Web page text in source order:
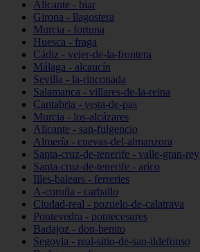
Alicante - biar
Girona - llagostera
Murcia - fortuna
Huesca - fraga
Cádiz - vejer-de-la-frontera
Málaga - alcaucín
Sevilla - la-rinconada
Salamanca - villares-de-la-reina
Cantabria - vega-de-pas
Murcia - los-alcázares
Alicante - san-fulgencio
Almería - cuevas-del-almanzora
Santa-cruz-de-tenerife - valle-gran-rey
Santa-cruz-de-tenerife - arico
Illes-balears - ferreries
A-coruña - carballo
Ciudad-real - pozuelo-de-calatrava
Pontevedra - pontecesures
Badajoz - don-benito
Segovia - real-sitio-de-san-ildefonso